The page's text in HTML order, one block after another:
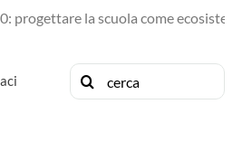
la scuola come ecosistema di
Cerca
per: